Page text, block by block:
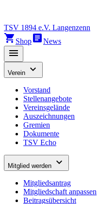
TSV 1894 e.V. Langenzenn
shopping_cart ShoparticleNews
menu
Verein expand_more
Vorstand
Stellenangebote
Vereinsgelände
Auszeichnungen
Gremien
Dokumente
TSV Echo
Mitglied werden expand_more
Mitgliedsantrag
Mitgliedschaft anpassen
Beitragsübersicht